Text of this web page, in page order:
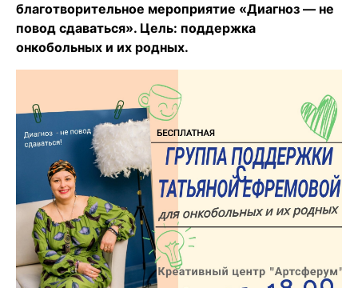
благотворительное мероприятие «Диагноз — не
повод сдаваться». Цель: поддержка
онкобольных и их родных.